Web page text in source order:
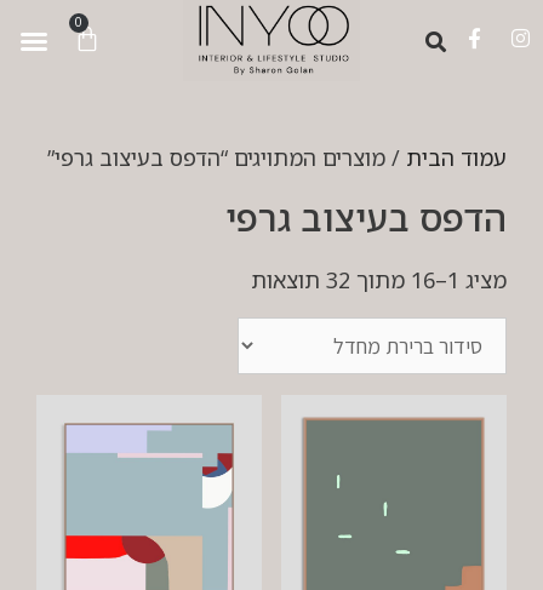
0
עמוד הבית / מוצרים המתויגים “הדפס בעיצוב גרפי”
הדפס בעיצוב גרפי
מציג 1–16 מתוך 32 תוצאות